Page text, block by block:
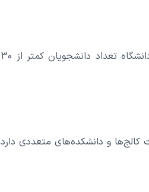
واقع شده است کالج‌ها و دانشکده‌های